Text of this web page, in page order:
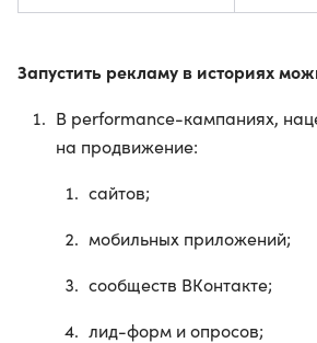
Запустить рекламу в историях
В performance-кампаниях,
на продвижение:
сайтов;
мобильных приложений;
сообществ ВКонтакте;
лид-форм и опросов;